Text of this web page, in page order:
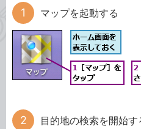
マップを起動する
目的地の検索を開始す